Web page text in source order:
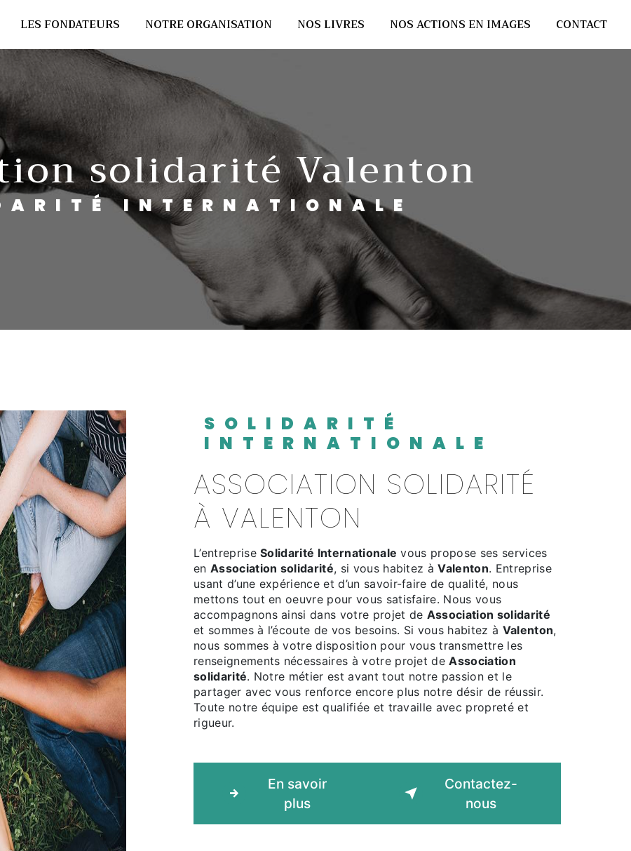
LES FONDATEURS NOTRE ORGANISATION NOS LIVRES NOS ACTIONS EN IMAGES CONTACT
solidarité Valenton
INTERNATIONALE
SOLIDARITÉ
INTERNATIONALE
ASSOCIATION SOLIDARITÉ
À VALENTON
L’entrepriseSolidarité Internationale vous propose ses services
en Association solidarité, si vous habitez àValenton. Entreprise
usant d’une expérience et d’un savoir-faire de qualité, nous
mettons tout en oeuvre pour vous satisfaire. Nous vous
accompagnons ainsi dans votre projet de Association solidarité
et sommes à l’écoute de vos besoins. Si vous habitez à Valenton,
nous sommes à votre disposition pour vous transmettre les
renseignements nécessaires à votre projet deAssociation
solidarité. Notre métier est avant tout notre passion et le
partager avec vous renforce encore plus notre désir de réussir.
Toute notre équipe est qualifiée et travaille avec propreté et
rigueur.
En savoir
plus
Contactez-
nous